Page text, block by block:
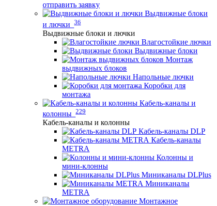
отправить заявку
Выдвижные блоки
и лючки 36
Выдвижные блоки и лючки
Влагостойкие лючки
Выдвижные блоки
Монтаж
выдвижных блоков
Напольные лючки
Коробки для
монтажа
Кабель-каналы и
колонны 229
Кабель-каналы и колонны
Кабель-каналы DLP
Кабель-каналы
METRA
Колонны и
мини-клонны
Миниканалы DLPlus
Миниканалы
METRA
Монтажное